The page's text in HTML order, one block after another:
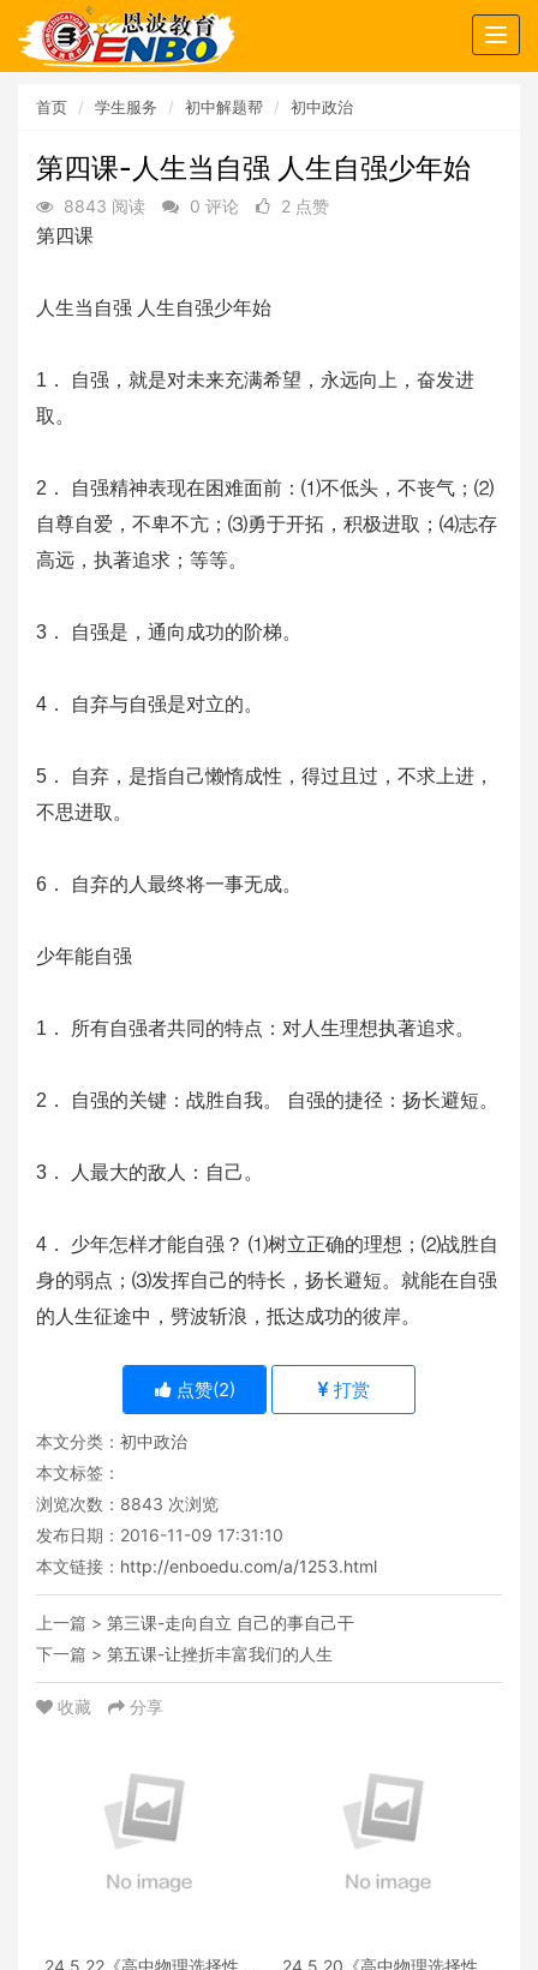
首页 学生服务 初中解题帮 初中政治
第四课-人生当自强 人生自强少年始
8843 阅读 0 评论
2 点赞
第四课
人生当自强 人生自强少年始
1． 自强，就是对未来充满希望，永远向上，奋发进
取。
2． 自强精神表现在困难面前：⑴不低头，不丧气；⑵
自尊自爱，不卑不亢；⑶勇于开拓，积极进取；⑷志存
高远，执著追求；等等。
3． 自强是，通向成功的阶梯。
4． 自弃与自强是对立的。
5． 自弃，是指自己懒惰成性，得过且过，不求上进，
不思进取。
6． 自弃的人最终将一事无成。
少年能自强
1． 所有自强者共同的特点：对人生理想执著追求。
2． 自强的关键：战胜自我。 自强的捷径：扬长避短。
3． 人最大的敌人：自己。
4． 少年怎样才能自强？ ⑴树立正确的理想；⑵战胜自
身的弱点；⑶发挥自己的特长，扬长避短。就能在自强
的人生征途中，劈波斩浪，抵达成功的彼岸。
点赞(2) 打赏
本文分类： 初中政治
本文标签：
浏览次数： 8843 次浏览
发布日期：2016-11-09 17:31:10
本文链接： http://enboedu.com/a/1253.html
上一篇 > 第三课-走向自立 自己的事自己干
下一篇 > 第五课-让挫折丰富我们的人生
收藏 分享
24.5.22《高中物理选择性必
24.5.20《高中物理选择性必